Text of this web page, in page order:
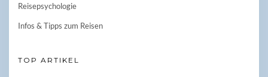
Reisepsychologie
Infos & Tipps zum Reisen
TOP ARTIKEL